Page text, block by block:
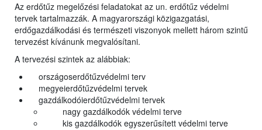
Az erdőtűz megelőzési feladatokat az un. erdőtűz védelmi
tervek tartalmazzák. A magyarországi közigazgatási,
erdőgazdálkodási és természeti viszonyok mellett három szintű
tervezést kívánunk megvalósítani.
A tervezési szintek az alábbiak:
országoserdőtűzvédelmi terv
megyeierdőtűzvédelmi tervek
gazdálkodóierdőtűzvédelmi tervek
nagy gazdálkodók védelmi terve
kis gazdálkodók egyszerűsített védelmi terve